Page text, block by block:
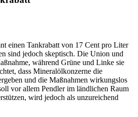
einen Tankrabatt von 17 Cent pro Liter
sind jedoch skeptisch. Die Union und
während Grüne und Linke sie
dass Mineralölkonzerne die
und die Maßnahmen wirkungslos
vor allem Pendler im ländlichen Raum
wird jedoch als unzureichend